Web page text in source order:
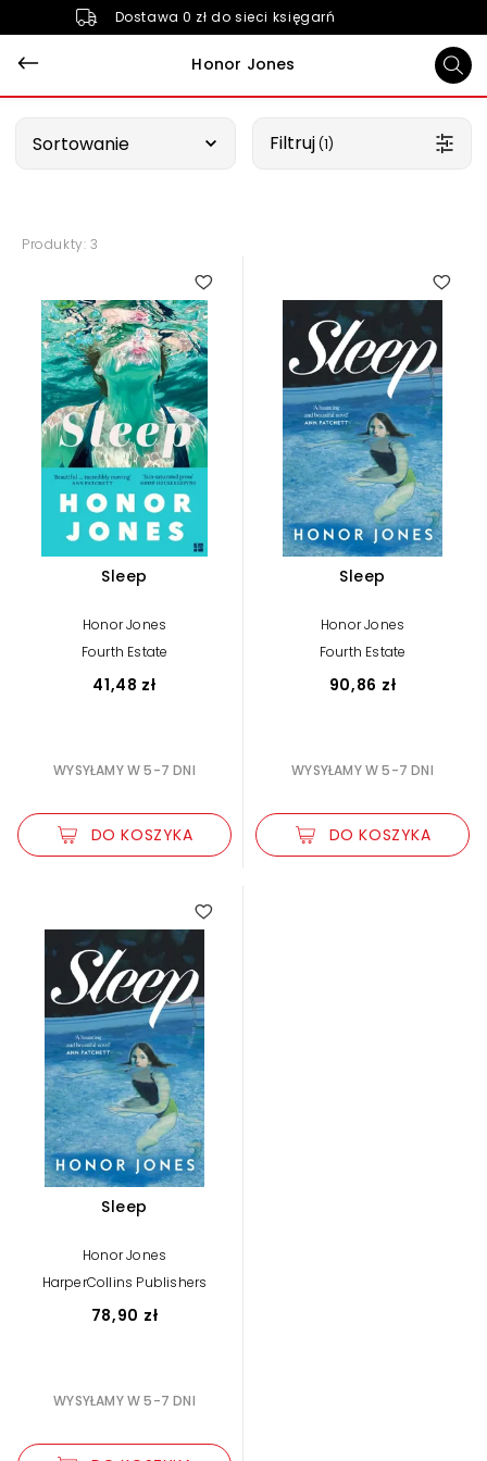
Dostawa 0 zł do sieci księgarń
Honor Jones
Sortowanie Filtruj (1)
Produkty: 3
Sleep
Honor Jones
Fourth Estate
41,48 zł
WYSYŁAMY W 5-7 DNI
DO KOSZYKA
Sleep
Honor Jones
Fourth Estate
90,86 zł
WYSYŁAMY W 5-7 DNI
DO KOSZYKA
Sleep
Honor Jones
HarperCollins Publishers
78,90 zł
WYSYŁAMY W 5-7 DNI